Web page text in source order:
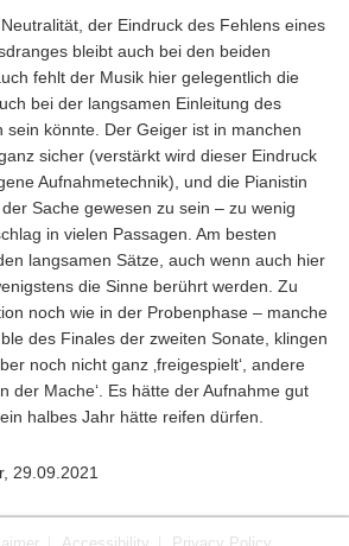
der Eindruck des Fehlens eines
bleibt auch bei den beiden
fehlt der Musik hier gelegentlich die
bei der langsamen Einleitung des
sein könnte. Der Geiger ist in manchen
sicher (verstärkt wird dieser Eindruck
Aufnahmetechnik), und die Pianistin
Sache gewesen zu sein – zu wenig
in vielen Passagen. Am besten
langsamen Sätze, auch wenn auch hier
die Sinne berührt werden. Zu
noch wie in der Probenphase – manche
des Finales der zweiten Sonate, klingen
noch nicht ganz ‚freigespielt‘, andere
der Mache‘. Es hätte der Aufnahme gut
halbes Jahr hätte reifen dürfen.
29.09.2021